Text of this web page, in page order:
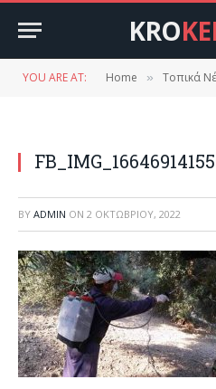
KRO
YOU ARE AT: Home » Τοπικά
BY ADMIN ON 2 ΟΚΤΩΒΡΊΟΥ, 2022